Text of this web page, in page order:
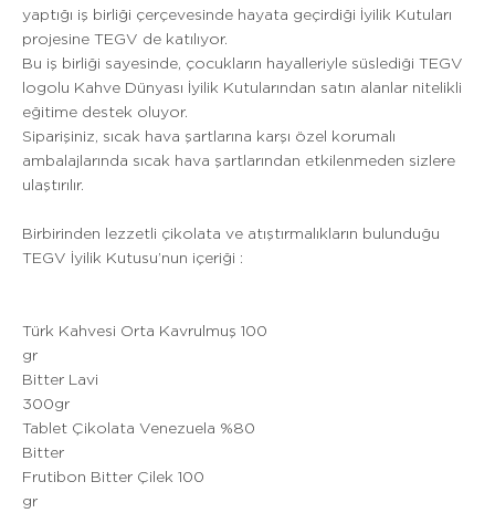
yaptığı iş birliği çerçevesinde hayata geçirdiği İyilik Kutuları
projesine TEGV de katılıyor.
Bu iş birliği sayesinde, çocukların hayalleriyle süslediği TEGV
logolu Kahve Dünyası İyilik Kutularından satın alanlar nitelikli
eğitime destek oluyor.
Siparişiniz, sıcak hava şartlarına karşı özel korumalı
ambalajlarında sıcak hava şartlarından etkilenmeden sizlere
ulaştırılır.
Birbirinden lezzetli çikolata ve atıştırmalıkların bulunduğu
TEGV İyilik Kutusu’nun içeriği :
Türk Kahvesi Orta Kavrulmuş 100
gr
Bitter Lavi
300gr
Tablet Çikolata Venezuela %80
Bitter
Frutibon Bitter Çilek 100
gr